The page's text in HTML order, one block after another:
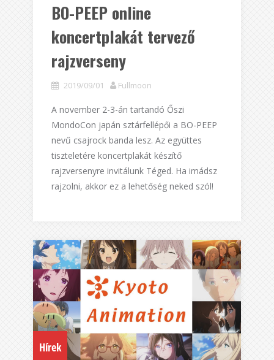
BO-PEEP online
koncertplakát tervező
rajzverseny
2019/09/01 Fullmoon
A november 2-3-án tartandó Őszi
MondoCon japán sztárfellépői a BO-PEEP
nevű csajrock banda lesz. Az együttes
tiszteletére koncertplakát készítő
rajzversenyre invitálunk Téged. Ha imádsz
rajzolni, akkor ez a lehetőség neked szól!
Hírek